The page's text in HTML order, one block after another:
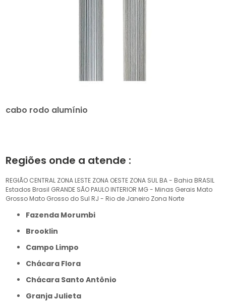
cabo rodo alumínio
Regiões onde a atende :
REGIÃO CENTRAL ZONA LESTE ZONA OESTE ZONA SUL BA - Bahia BRASIL
Estados Brasil GRANDE SÃO PAULO INTERIOR MG - Minas Gerais Mato
Grosso Mato Grosso do Sul RJ - Rio de Janeiro Zona Norte
Fazenda Morumbi
Brooklin
Campo Limpo
Chácara Flora
Chácara Santo Antônio
Granja Julieta